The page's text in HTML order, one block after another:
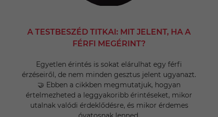
A TESTBESZÉD TITKAI: MIT JELENT, HA A
FÉRFI MEGÉRINT?
Egyetlen érintés is sokat elárulhat egy férfi
érzéseiről, de nem minden gesztus jelent ugyanazt.
🤝 Ebben a cikkben megmutatjuk, hogyan
értelmezheted a leggyakoribb érintéseket, mikor
utalnak valódi érdeklődésre, és mikor érdemes